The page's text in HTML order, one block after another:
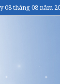
08 tháng 08 năm